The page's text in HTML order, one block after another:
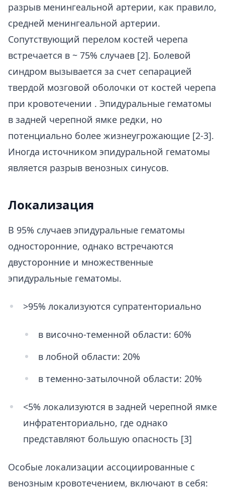
разрыв менингеальной артерии, как правило,
средней менингеальной артерии.
Сопутствующий перелом костей черепа
встречается в ~ 75% случаев [2]. Болевой
синдром вызывается за счет сепарацией
твердой мозговой оболочки от костей черепа
при кровотечении . Эпидуральные гематомы
в задней черепной ямке редки, но
потенциально более жизнеугрожающие [2-3].
Иногда источником эпидуральной гематомы
является разрыв венозных синусов.
Локализация
В 95% случаев эпидуральные гематомы
односторонние, однако встречаются
двусторонние и множественные
эпидуральные гематомы.
>95% локализуются супратенториально
в височно-теменной области: 60%
в лобной области: 20%
в теменно-затылочной области: 20%
<5% локализуются в задней черепной ямке
инфратенториально, где однако
представляют большую опасность [3]
Особые локализации ассоциированные с
венозным кровотечением, включают в себя: